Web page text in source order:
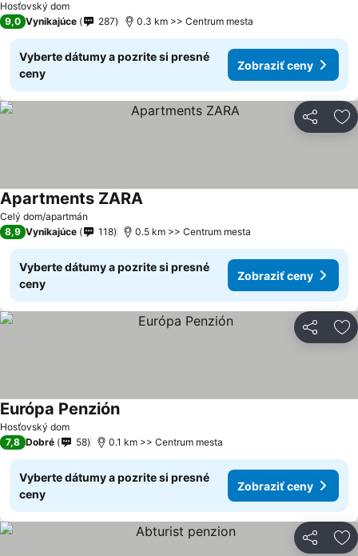
Hosťovský dom
9,0 Vynikajúce 287 0.3 km >> Centrum mesta
Vyberte dátumy a pozrite si presné
ceny
Zobraziť ceny
Zdieľať
Celý dom/apartmán
Apartments ZARA
8,9 Vynikajúce 118 0.5 km >> Centrum mesta
Vyberte dátumy a pozrite si presné
ceny
Zobraziť ceny
Zdieľať
Hosťovský dom
Európa Penzión
7,8 Dobré 58 0.1 km >> Centrum mesta
Vyberte dátumy a pozrite si presné
ceny
Zobraziť ceny
Zdieľať